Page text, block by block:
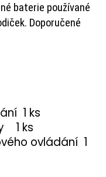
baterie používané
Doporučené
1 ks
1 ks
ovládání 1